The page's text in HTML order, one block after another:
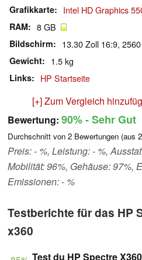
Grafikkarte Intel HD Graphics
RAM 8 GB
Bildschirm 13.30 Zoll 16:9,
Gewicht 1.5 kg
Links HP Startseite
[+] Zum Vergleich
Bewertung: 90%- Sehr Gut
Durchschnitt von 2 Bewertungen (aus 2
Preis: - %, Leistung: - %,
Mobilität: 96%, Gehäuse: 97%,
Emissionen: - %
Testberichte für das HP
x360
Test du HP Spectre